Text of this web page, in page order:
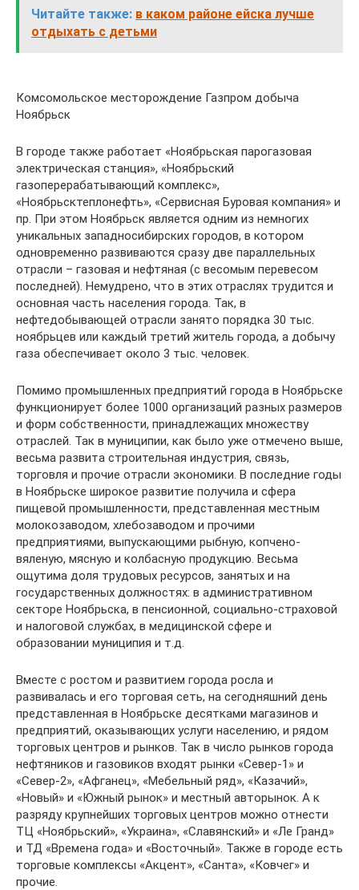
Читайте также: в каком районе ейска лучше
отдыхать с детьми
Комсомольское месторождение Газпром добыча
Ноябрьск
В городе также работает «Ноябрьская парогазовая
электрическая станция», «Ноябрьский
газоперерабатывающий комплекс»,
«Ноябрьсктеплонефть», «Сервисная Буровая компания» и
пр. При этом Ноябрьск является одним из немногих
уникальных западносибирских городов, в котором
одновременно развиваются сразу две параллельных
отрасли – газовая и нефтяная (с весомым перевесом
последней). Немудрено, что в этих отраслях трудится и
основная часть населения города. Так, в
нефтедобывающей отрасли занято порядка 30 тыс.
ноябрьцев или каждый третий житель города, а добычу
газа обеспечивает около 3 тыс. человек.
Помимо промышленных предприятий города в Ноябрьске
функционирует более 1000 организаций разных размеров
и форм собственности, принадлежащих множеству
отраслей. Так в муниципии, как было уже отмечено выше,
весьма развита строительная индустрия, связь,
торговля и прочие отрасли экономики. В последние годы
в Ноябрьске широкое развитие получила и сфера
пищевой промышленности, представленная местным
молокозаводом, хлебозаводом и прочими
предприятиями, выпускающими рыбную, копчено-
вяленую, мясную и колбасную продукцию. Весьма
ощутима доля трудовых ресурсов, занятых и на
государственных должностях: в административном
секторе Ноябрьска, в пенсионной, социально-страховой
и налоговой службах, в медицинской сфере и
образовании муниципия и т.д.
Вместе с ростом и развитием города росла и
развивалась и его торговая сеть, на сегодняшний день
представленная в Ноябрьске десятками магазинов и
предприятий, оказывающих услуги населению, и рядом
торговых центров и рынков. Так в число рынков города
нефтяников и газовиков входят рынки «Север-1» и
«Север-2», «Афганец», «Мебельный ряд», «Казачий»,
«Новый» и «Южный рынок» и местный авторынок. А к
разряду крупнейших торговых центров можно отнести
ТЦ «Ноябрьский», «Украина», «Славянский» и «Ле Гранд»
и ТД «Времена года» и «Восточный». Также в городе есть
торговые комплексы «Акцент», «Санта», «Ковчег» и
прочие.